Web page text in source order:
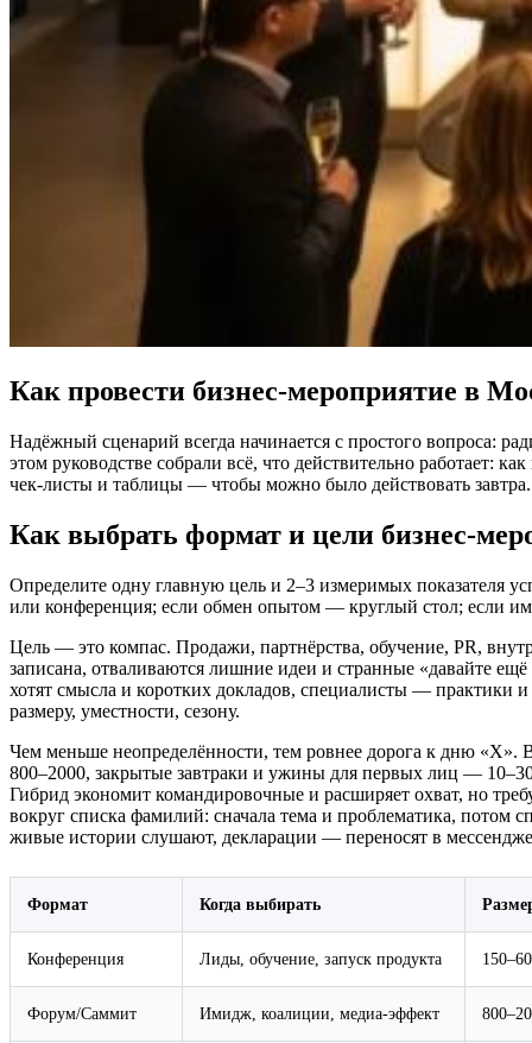
Как провести бизнес‑мероприятие в
Надёжный сценарий всегда начинается с простого вопроса:
этом руководстве собрали всё, что действительно работает:
чек‑листы и таблицы — чтобы можно было действовать завтра.
Как выбрать формат и цели
Определите одну главную цель и 2–3 измеримых показателя
или конференция; если обмен опытом — круглый стол; если
Цель — это компас. Продажи, партнёрства, обучение, PR,
записана, отваливаются лишние идеи и странные «давайте
хотят смысла и коротких докладов, специалисты — практики
размеру, уместности, сезону.
Чем меньше неопределённости, тем ровнее дорога к дню
800–2000, закрытые завтраки и ужины для первых лиц — 10–30
Гибрид экономит командировочные и расширяет охват, но
вокруг списка фамилий: сначала тема и проблематика, потом
живые истории слушают, декларации — переносят в
Формат Когда выбирать
Конференция Лиды, обучение, запуск продукта
Форум/Саммит Имидж, коалиции, медиа‑эффект